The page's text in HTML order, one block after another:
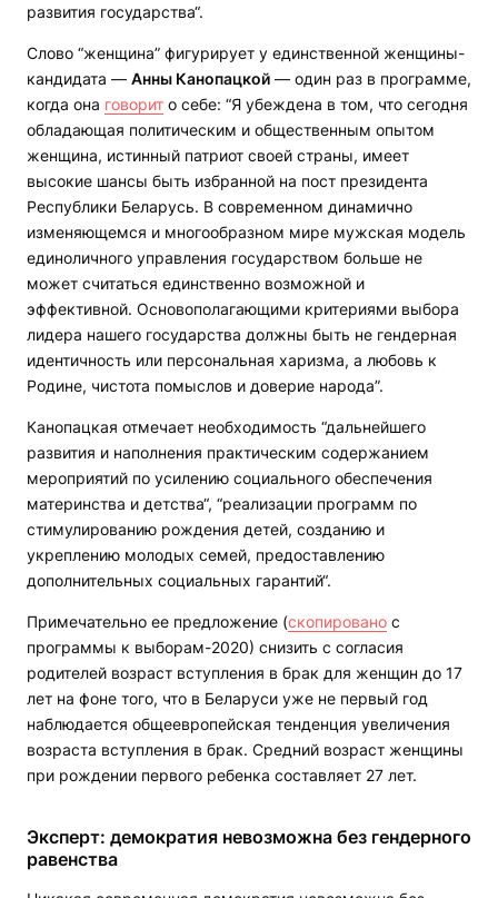
развития государства“.
Слово “женщина” фигурирует у единственной женщины-
кандидата — Анны Канопацкой — один раз в программе,
когда она говорит о себе: “Я убеждена в том, что сегодня
обладающая политическим и общественным опытом
женщина, истинный патриот своей страны, имеет
высокие шансы быть избранной на пост президента
Республики Беларусь. В современном динамично
изменяющемся и многообразном мире мужская модель
единоличного управления государством больше не
может считаться единственно возможной и
эффективной. Основополагающими критериями выбора
лидера нашего государства должны быть не гендерная
идентичность или персональная харизма, а любовь к
Родине, чистота помыслов и доверие народа”.
Канопацкая отмечает необходимость “дальнейшего
развития и наполнения практическим содержанием
мероприятий по усилению социального обеспечения
материнства и детства“, “реализации программ по
стимулированию рождения детей, созданию и
укреплению молодых семей, предоставлению
дополнительных социальных гарантий“.
Примечательно ее предложение (скопировано с
программы к выборам-2020) снизить с согласия
родителей возраст вступления в брак для женщин до 17
лет на фоне того, что в Беларуси уже не первый год
наблюдается общеевропейская тенденция увеличения
возраста вступления в брак. Средний возраст женщины
при рождении первого ребенка составляет 27 лет.
Эксперт: демократия невозможна без гендерного
равенства